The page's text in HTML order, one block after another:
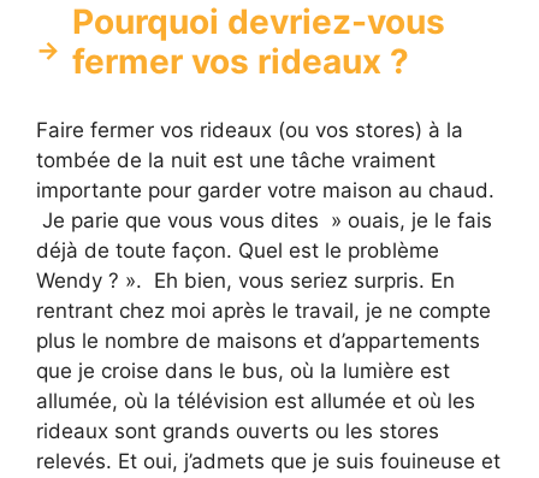
Pourquoi devriez-vous
fermer vos rideaux ?
Faire fermer vos rideaux (ou vos stores) à la
tombée de la nuit est une tâche vraiment
importante pour garder votre maison au chaud.
Je parie que vous vous dites » ouais, je le fais
déjà de toute façon. Quel est le problème
Wendy ? ». Eh bien, vous seriez surpris. En
rentrant chez moi après le travail, je ne compte
plus le nombre de maisons et d’appartements
que je croise dans le bus, où la lumière est
allumée, où la télévision est allumée et où les
rideaux sont grands ouverts ou les stores
relevés. Et oui, j’admets que je suis fouineuse et